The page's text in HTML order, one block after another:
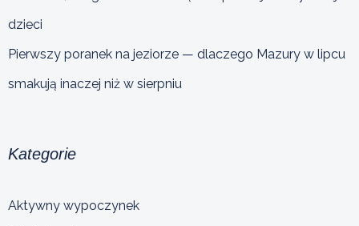
dzieci
Pierwszy poranek na jeziorze — dlaczego Mazury w lipcu
smakują inaczej niż w sierpniu
Kategorie
Aktywny wypoczynek